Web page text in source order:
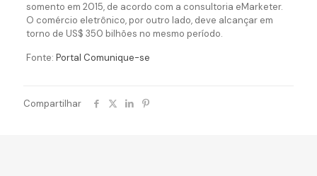
somento em 2015, de acordo com a consultoria eMarketer.
O comércio eletrônico, por outro lado, deve alcançar em
torno de US$ 350 bilhões no mesmo período.
Fonte: Portal Comunique-se
Compartilhar